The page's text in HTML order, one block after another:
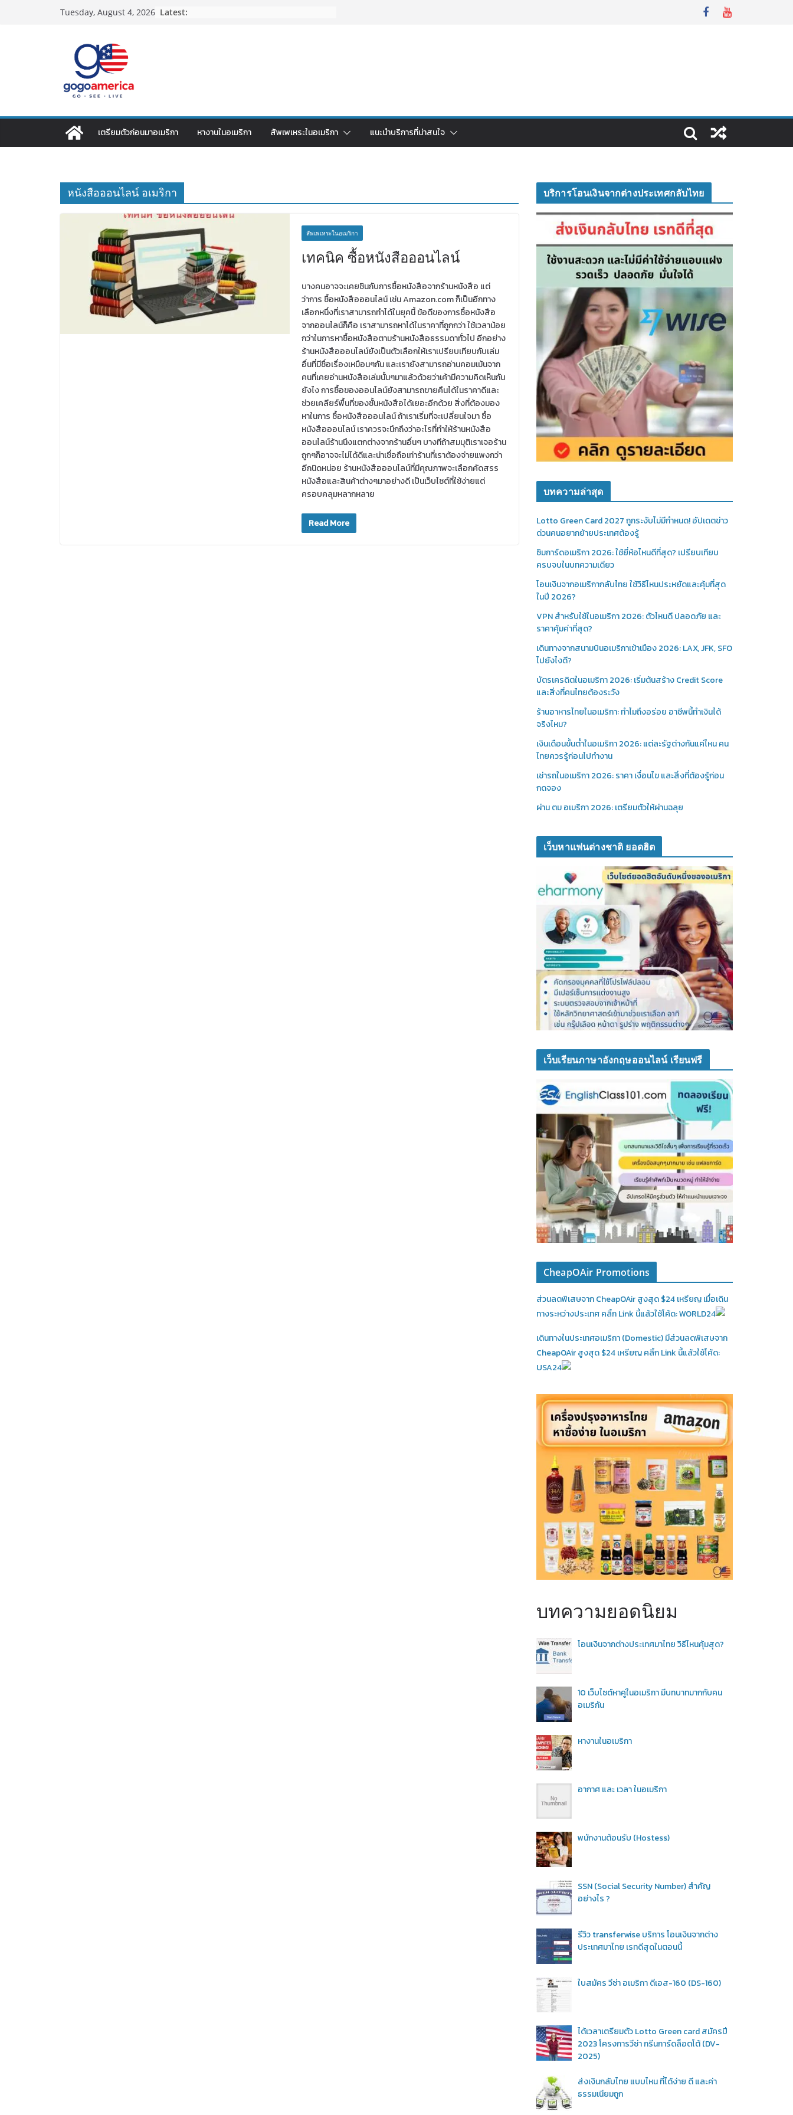
Tuesday, August 4, 2026 Latest:
เตรียมตัวก่อนมาอเมริกา หางานในอเมริกา สัพเพเหระในอเมริกา แนะนำบริการที่น่าสนใจ
หนังสือออนไลน์ อเมริกา
สัพเพเหระในอเมริกา
เทคนิค ซื้อหนังสือออนไลน์
บางคนอาจจะเคยชินกับการซื้อหนังสือจากร้านหนังสือ แต่
ว่าการ ซื้อหนังสือออนไลน์ เช่น Amazon.com ก็เป็นอีกทาง
เลือกหนึ่งที่เราสามารถทำได้ในยุคนี้ ข้อดีของการซื้อหนังสือ
จากออนไลน์ก็คือ เราสามารถหาได้ในราคาที่ถูกกว่า ใช้เวลาน้อย
กว่าในการหาซื้อหนังสือตามร้านหนังสือธรรมดาทั่วไป อีกอย่าง
ร้านหนังสือออนไลน์ยังเป็นตัวเลือกให้เราเปรียบเทียบกับเล่ม
อื่นที่มีชื่อเรื่องเหมือนๆกัน และเรายังสามารถอ่านคอมเม้นจาก
คนที่เคยอ่านหนังสือเล่มนั้นๆมาแล้วด้วยว่าเค้ามีความคิดเห็นกัน
ยังไง การซื้อของออนไลน์ยังสามารถขายคืนได้ในราคาดีและ
ช่วยเคลียร์พื้นที่ของชั้นหนังสือได้เยอะอีกด้วย สิ่งที่ต้องมอง
หาในการ ซื้อหนังสือออนไลน์ ถ้าเราเริ่มที่จะเปลี่ยนใจมา ซื้อ
หนังสือออนไลน์ เราควรจะนึกถึงว่าอะไรที่ทำให้ร้านหนังสือ
ออนไลน์ร้านนึงแตกต่างจากร้านอื่นๆ บางทีถ้าสมมุติเราเจอร้าน
ถูกๆก็อาจจะไม่ได้ดีและน่าเชื่อถือเท่าร้านที่เราต้องจ่ายแพงกว่า
อีกนิดหน่อย ร้านหนังสือออนไลน์ที่มีคุณภาพจะเลือกคัดสรร
หนังสือและสินค้าต่างๆมาอย่างดี เป็นเว็บไซต์ที่ใช้ง่ายแต่
ครอบคลุมหลากหลาย
Read More
บริการโอนเงินจากต่างประเทศกลับไทย
บทความล่าสุด
Lotto Green Card 2027 ถูกระงับไม่มีกำหนด! อัปเดตข่าว
ด่วนคนอยากย้ายประเทศต้องรู้
ซิมการ์ดอเมริกา 2026: ใช้ยี่ห้อไหนดีที่สุด? เปรียบเทียบ
ครบจบในบทความเดียว
โอนเงินจากอเมริกากลับไทย ใช้วิธีไหนประหยัดและคุ้มที่สุด
ในปี 2026?
VPN สำหรับใช้ในอเมริกา 2026: ตัวไหนดี ปลอดภัย และ
ราคาคุ้มค่าที่สุด?
เดินทางจากสนามบินอเมริกาเข้าเมือง 2026: LAX, JFK, SFO
ไปยังไงดี?
บัตรเครดิตในอเมริกา 2026: เริ่มต้นสร้าง Credit Score
และสิ่งที่คนไทยต้องระวัง
ร้านอาหารไทยในอเมริกา: ทำไมถึงอร่อย อาชีพนี้ทำเงินได้
จริงไหม?
เงินเดือนขั้นต่ำในอเมริกา 2026: แต่ละรัฐต่างกันแค่ไหน คน
ไทยควรรู้ก่อนไปทำงาน
เช่ารถในอเมริกา 2026: ราคา เงื่อนไข และสิ่งที่ต้องรู้ก่อน
กดจอง
ผ่าน ตม อเมริกา 2026: เตรียมตัวให้ผ่านฉลุย
เว็บหาแฟนต่างชาติ ยอดฮิต
เว็บเรียนภาษาอังกฤษออนไลน์ เรียนฟรี
CheapOAir Promotions
ส่วนลดพิเสษจาก CheapOAir สูงสุด $24 เหรียญ เมื่อเดิน
ทางระหว่างประเทศ คลิ้ก Link นี้แล้วใช้โค้ด: WORLD24
เดินทางในประเทศอเมริกา (Domestic)มีส่วนลดพิเสษจาก
CheapOAir สูงสุด $24 เหรียญ คลิ้ก Link นี้แล้วใช้โค้ด:
USA24
บทความยอดนิยม
โอนเงินจากต่างประเทศมาไทย วิธีไหนคุ้มสุด?
10 เว็บไซต์หาคู่ในอเมริกา มีบทบาทมากกับคน
อเมริกัน
หางานในอเมริกา
อากาศ และ เวลา ในอเมริกา
พนักงานต้อนรับ (Hostess)
SSN (Social Security Number) สำคัญ
อย่างไร ?
รีวิว transferwise บริการ โอนเงินจากต่าง
ประเทศมาไทย เรทดีสุดในตอนนี้
ใบสมัคร วีซ่า อเมริกา ดีเอส-160 (DS-160)
ได้เวลาเตรียมตัว Lotto Green card สมัครปี
2023 โครงการวีซ่า กรีนการ์ดล็อตโต้ (DV-
2025)
ส่งเงินกลับไทย แบบไหน ที่ได้ง่าย ดี และค่า
ธรรมเนียมถูก